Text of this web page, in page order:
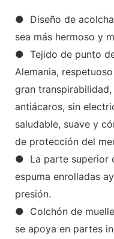
● Diseño de
sea más hermoso y
● Tejido de punto
Alemania,
gran
antiácaros, sin
saludable, suave y
de protección del
● La parte superior
espuma enrolladas
presión.
● Colchón de
se apoya en partes